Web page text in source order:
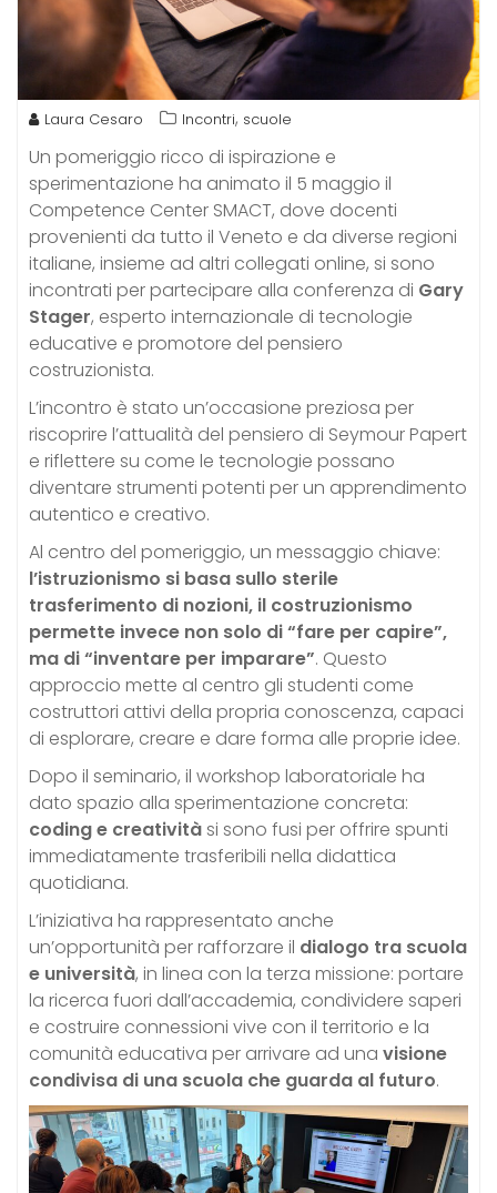
Laura Cesaro Incontri, scuole
Un pomeriggio ricco di ispirazione e
sperimentazione ha animato il 5 maggio il
Competence Center SMACT, dove docenti
provenienti da tutto il Veneto e da diverse regioni
italiane, insieme ad altri collegati online, si sono
incontrati per partecipare alla conferenza di Gary
Stager, esperto internazionale di tecnologie
educative e promotore del pensiero
costruzionista.
L’incontro è stato un’occasione preziosa per
riscoprire l’attualità del pensiero di Seymour Papert
e riflettere su come le tecnologie possano
diventare strumenti potenti per un apprendimento
autentico e creativo.
Al centro del pomeriggio, un messaggio chiave:
l’istruzionismo si basa sullo sterile
trasferimento di nozioni, il costruzionismo
permette invece non solo di “fare per capire”,
ma di “inventare per imparare”. Questo
approccio mette al centro gli studenti come
costruttori attivi della propria conoscenza, capaci
di esplorare, creare e dare forma alle proprie idee.
Dopo il seminario, il workshop laboratoriale ha
dato spazio alla sperimentazione concreta:
coding e creativitàsi sono fusi per offrire spunti
immediatamente trasferibili nella didattica
quotidiana.
L’iniziativa ha rappresentato anche
un’opportunità per rafforzare il dialogo tra scuola
e università, in linea con la terza missione: portare
la ricerca fuori dall’accademia, condividere saperi
e costruire connessioni vive con il territorio e la
comunità educativa per arrivare ad una visione
condivisa di una scuola che guarda al futuro.